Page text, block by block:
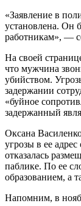
«Заявление в
установлена. Он
работникам», —
На своей
что мужчина
убийством.
задержании
«буйное
задержанный
Оксана
угрозы в ее адрес
отказалась
паблике. По ее
образованием, а
Напомним, в